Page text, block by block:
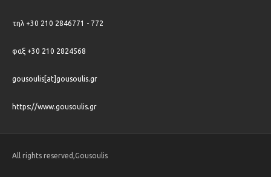
τηλ +30 210 2846771 - 772
φαξ +30 210 2824568
gousoulis[at]gousoulis.gr
https://www.gousoulis.gr
All rights reserved,Gousoulis